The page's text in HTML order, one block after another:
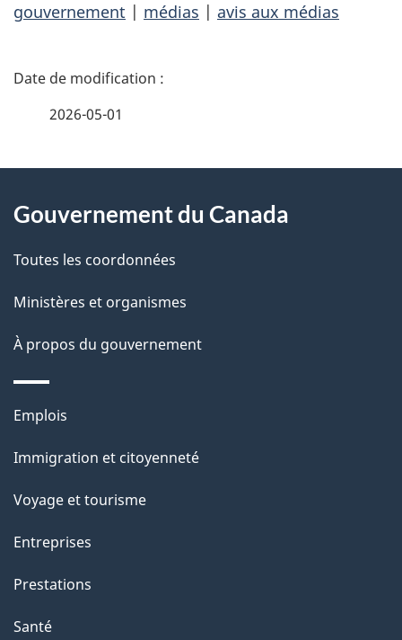
gouvernement | médias | avis aux médias
D
i
l
s
d
e
l
a
p
a
g
e
2026-05-01
propos
de
ce
site
Gouvernement du Canada
Toutes les coordonnées
Ministères et organismes
À propos du gouvernement
Thèmes
sujets
Emplois
Immigration et citoyenneté
Voyage et tourisme
Entreprises
Prestations
Santé